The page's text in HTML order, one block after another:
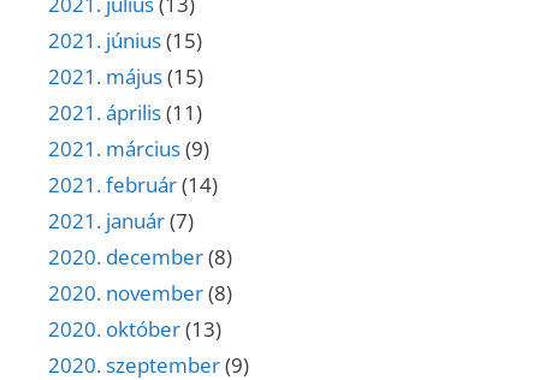
2021. június(15)
2021. május(15)
2021. április(11)
2021. március(9)
2021. február(14)
2021. január(7)
2020. december(8)
2020. november(8)
2020. október(13)
2020. szeptember(9)